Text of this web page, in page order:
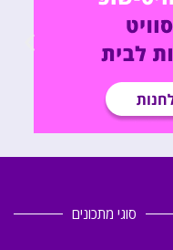
סוגי מתכונים